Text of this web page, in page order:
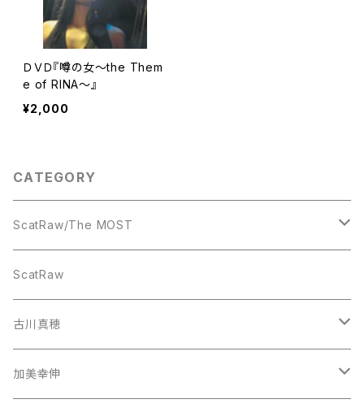
ＤＶＤ『噂の女～the Them
e of RINA～』
¥2,000
CATEGORY
ScatRaw/The MOST
CD
ScatRaw
古川真穂
CD-Single
加美幸伸